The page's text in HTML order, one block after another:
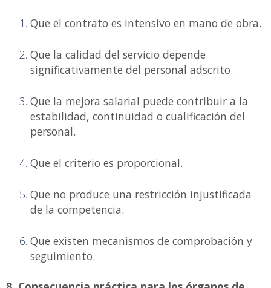
Que el contrato es intensivo en mano de obra.
Que la calidad del servicio depende
significativamente del personal adscrito.
Que la mejora salarial puede contribuir a la
estabilidad, continuidad o cualificación del
personal.
Que el criterio es proporcional.
Que no produce una restricción injustificada
de la competencia.
Que existen mecanismos de comprobación y
seguimiento.